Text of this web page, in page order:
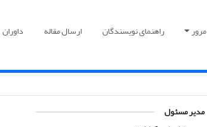
مرور راهنمای نویسندگان ارسال مقاله داوران
مدیر مسئول